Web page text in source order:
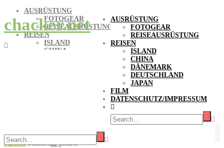
chacker.net
AUSRÜSTUNG
FOTOGEAR
REISEAUSRÜSTUNG
REISEN
ISLAND
CHINA
DÄNEMARK
DEUTSCHLAND
JAPAN
FILM
DATENSCHUTZ/IMPRESSUM
AUSRÜSTUNG
FOTOGEAR
REISEAUSRÜSTUNG
REISEN
ISLAND
CHINA
DATENSCHUTZ/IMPRESSUM
Startseite/Untitled ngg_pictures